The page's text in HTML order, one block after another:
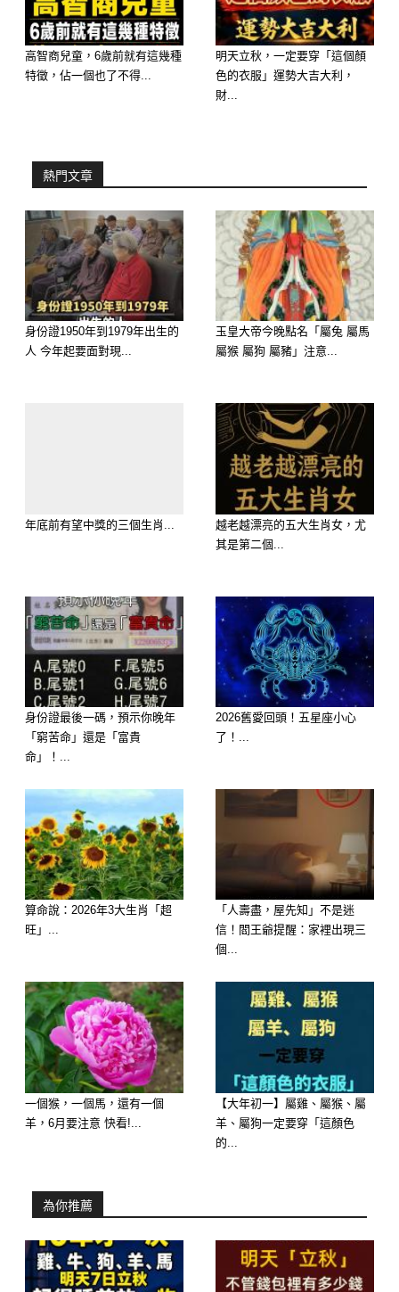
愛情就是這個樣子，從來不講究公平。
摩羯座
優秀的摩羯座從來不缺暗戀者，但是他
們往往還是單身時期特別長，不是因為
他們專心努力在事業上無心戀愛，在真
是因為摩羯座對待感情的態度特別認
真，可以這麼理解，他們用什麼用的態
度對待工作，就會用什麼樣的態度對待
感情， 摩羯的戀愛經歷雖然少，但他
們都是奔著結婚的目的去的，所以經過
相悅的，理性的摩羯從來不會被對方的
感動所打動。所以，面對單相思的時
候，如果對方沒有回應還是趁早放棄
吧!畢竟世界這麼大，為什麼要在一棵
樹上呢！
延伸閱讀————————–
歡迎來下水道觀看更多都市傳說👉
https://lihi3.cc/c5H8h
延伸閱讀———————
【心理測驗】你看電視會配哪一種零食
高智商兒童，6歲前就有這幾種
特徵，佔一個也了不得...
明天立秋，一定要穿「這個顏
色的衣服」運勢大吉大利，
財...
熱門文章
身份證1950年到1979年出生的
人 今年起要面對現...
玉皇大帝今晚點名「屬兔 屬馬
屬猴 屬狗 屬豬」注意...
年底前有望中獎的三個生肖...
越老越漂亮的五大生肖女，尤
其是第二個...
身份證最後一碼，預示你晚年
「窮苦命」還是「富貴
命」！...
2026舊愛回頭！五星座小心
了！...
算命說：2026年3大生肖「超
旺」...
「人壽盡，屋先知」不是迷
信！閻王爺提醒：家裡出現三
個...
一個猴，一個馬，還有一個
羊，6月要注意 快看!...
【大年初一】屬雞、屬猴、屬
羊、屬狗一定要穿「這顏色
的...
為你推薦